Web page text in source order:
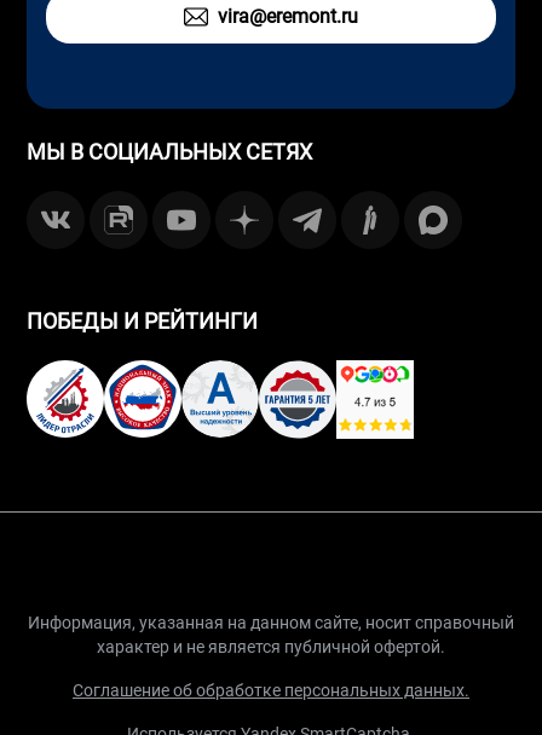
vira@eremont.ru
МЫ В СОЦИАЛЬНЫХ СЕТЯХ
ПОБЕДЫ И РЕЙТИНГИ
Информация, указанная на данном сайте, носит справочный
характер и не является публичной офертой.
Соглашение об обработке персональных данных.